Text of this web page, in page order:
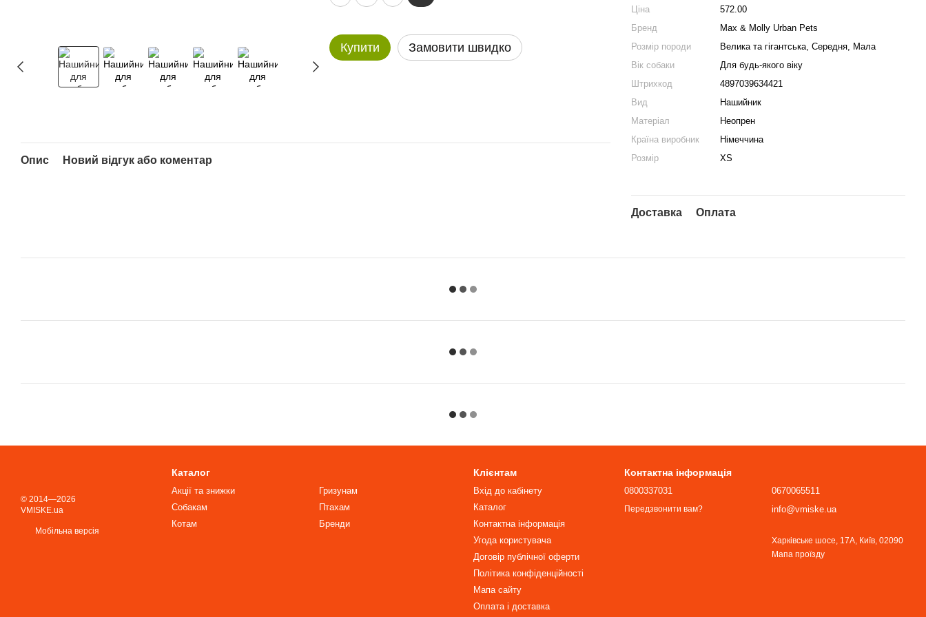
Купити Замовити швидко
Ціна
572.00
Бренд
Max & Molly Urban Pets
Розмір породи
Велика та гігантська, Середня, Мала
Вік собаки
Для будь-якого віку
Штрихкод
4897039634421
Вид
Нашийник
Матеріал
Неопрен
Країна виробник
Німеччина
Розмір
XS
Доставка Оплата
Опис Новий відгук або коментар
© 2014—2026
VMISKE.ua
Мобільна версія
Каталог
Акції та знижки
Собакам
Котам
Гризунам
Птахам
Бренди
Клієнтам
Вхід до кабінету
Каталог
Контактна інформація
Угода користувача
Договір публічної оферти
Політика конфіденційності
Мапа сайту
Оплата і доставка
Контактна інформація
0800337031
Передзвонити вам?
0670065511
info@vmiske.ua
Харківське шосе, 17А, Київ, 02090
Мапа проїзду